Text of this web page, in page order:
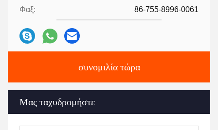
Φαξ: 86-755-8996-0061
συνομιλία τώρα
Μας ταχυδρομήστε